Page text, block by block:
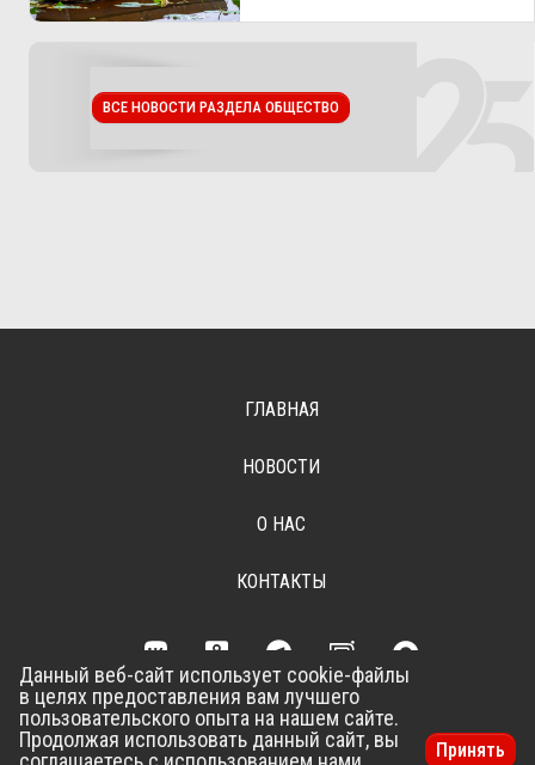
ВСЕ НОВОСТИ РАЗДЕЛА ОБЩЕСТВО
ГЛАВНАЯ
НОВОСТИ
О НАС
КОНТАКТЫ
Разработка сайта –Vladweb
Данный веб-сайт использует cookie-файлы
в целях предоставления вам лучшего
пользовательского опыта на нашем сайте.
Продолжая использовать данный сайт, вы
Принять